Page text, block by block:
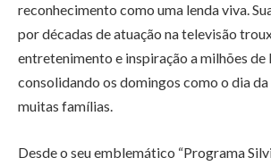
reconhecimento como uma lenda viva.
por décadas de atuação na televisão
entretenimento e inspiração a milhões
consolidando os domingos como o dia da
muitas famílias.
Desde o seu emblemático “Programa